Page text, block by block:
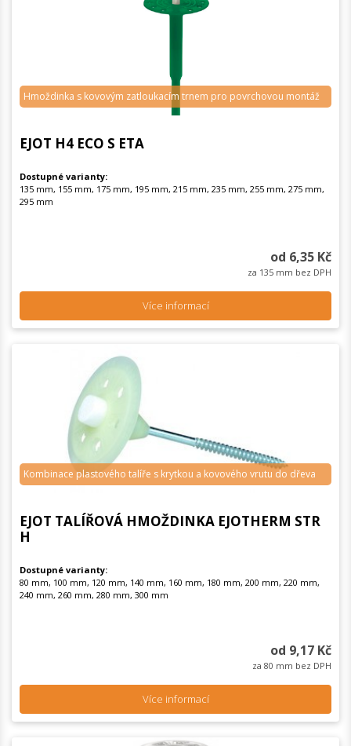
Hmoždinka s kovovým zatloukacím trnem pro povrchovou montáž
EJOT H4 ECO S ETA
Dostupné varianty:
135 mm, 155 mm, 175 mm, 195 mm, 215 mm, 235 mm, 255 mm, 275 mm,
295 mm
od 6,35 Kč
za 135 mm bez DPH
Více informací
Kombinace plastového talíře s krytkou a kovového vrutu do dřeva
EJOT TALÍŘOVÁ HMOŽDINKA EJOTHERM STR
H
Dostupné varianty:
80 mm, 100 mm, 120 mm, 140 mm, 160 mm, 180 mm, 200 mm, 220 mm,
240 mm, 260 mm, 280 mm, 300 mm
od 9,17 Kč
za 80 mm bez DPH
Více informací